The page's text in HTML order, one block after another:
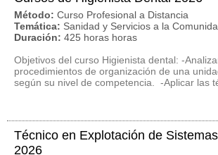
Método: Curso Profesional a Distancia
Temática: Sanidad y Servicios a la
Duración: 425 horas horas
Objetivos del curso Higienista dental: -
procedimientos de organización de una
según su nivel de competencia. -Aplicar las
Técnico en Explotación de
2026